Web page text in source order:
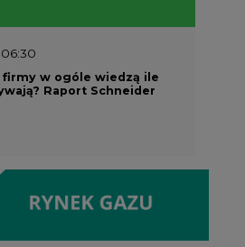
firmy w ogóle wiedzą ile
Raport Schneider